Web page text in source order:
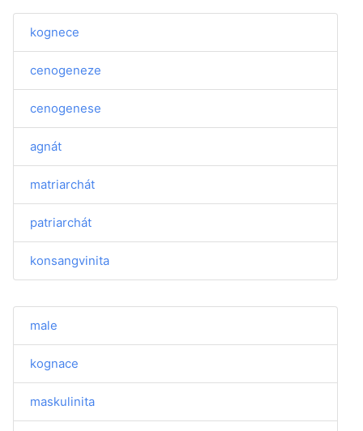
kognece
cenogeneze
cenogenese
agnát
matriarchát
patriarchát
konsangvinita
male
kognace
maskulinita